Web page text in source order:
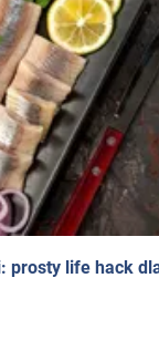
prosty life hack